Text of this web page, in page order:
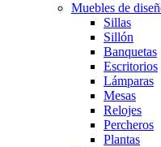
Muebles de
Sillas
Sillón
Banquetas
Escritorios
Lámparas
Mesas
Relojes
Percheros
Plantas